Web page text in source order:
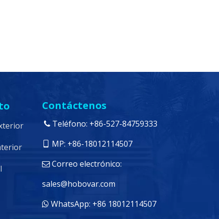
Contáctenos
 Teléfono: +86-527-84759333
MP: +86-18012114507
 Correo electrónico:
sales@hobovar.com
 WhatsApp: +86 18012114507